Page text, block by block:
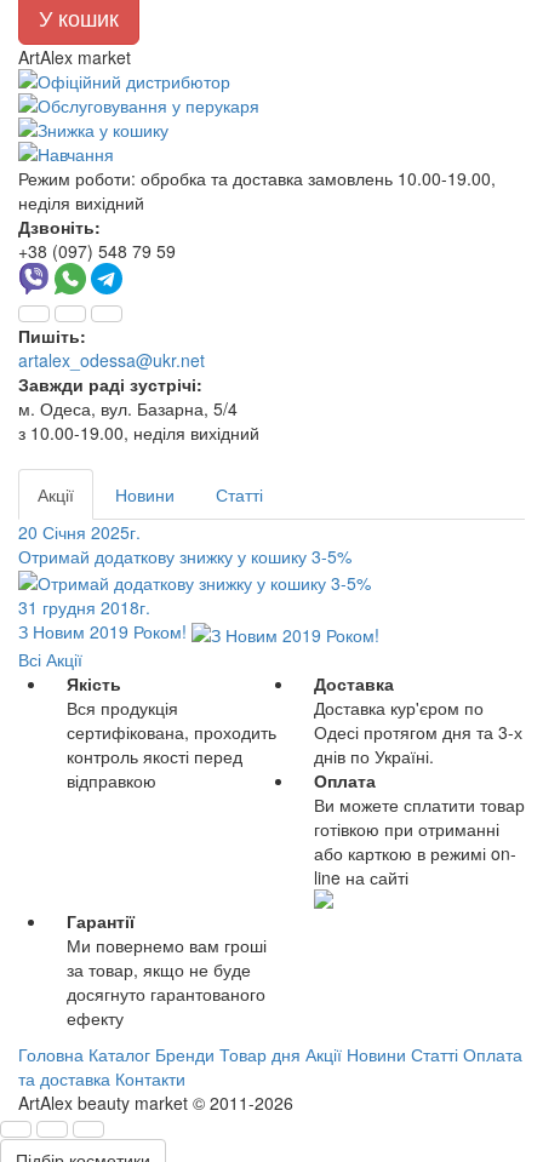
У кошик
ArtAlex market
Режим роботи: обробка та доставка замовлень 10.00-19.00,
неділя вихідний
Дзвоніть:
+38 (097) 548 79 59
Пишіть:
artalex_odessa@ukr.net
Завжди раді зустрічі:
м. Одеса, вул. Базарна, 5/4
з 10.00-19.00, неділя вихідний
Акції Новини
Статті
20 Січня 2025г.
Отримай додаткову знижку у кошику 3-5%
31 грудня 2018г.
З Новим 2019 Роком!
Всі Акції
Якість
Вся продукція
сертифікована, проходить
контроль якості перед
відправкою
Доставка
Доставка кур'єром по
Одесі протягом дня та 3-х
днів по Україні.
Оплата
Ви можете сплатити товар
готівкою при отриманні
або карткою в режимі on-
line на сайті
Гарантії
Ми повернемо вам гроші
за товар, якщо не буде
досягнуто гарантованого
ефекту
Головна Каталог Бренди Товар дня Акції Новини Статті Оплата
та доставка Контакти
ArtAlex beauty market © 2011-2026